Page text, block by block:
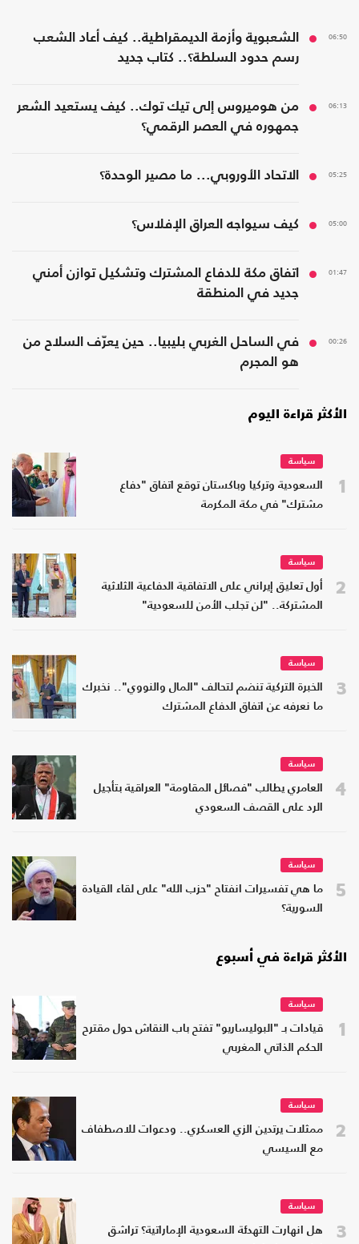
06:50
الشعبوية وأزمة الديمقراطية.. كيف أعاد الشعب
رسم حدود السلطة؟.. كتاب جديد
06:13
من هوميروس إلى تيك توك.. كيف يستعيد الشعر
جمهوره في العصر الرقمي؟
05:25 الاتحاد الأوروبي... ما مصير الوحدة؟
05:00 كيف سيواجه العراق الإفلاس؟
01:47
اتفاق مكة للدفاع المشترك وتشكيل توازن أمني
جديد في المنطقة
00:26
في الساحل الغربي بليبيا.. حين يعرّف السلاح من
هو المجرم
الأكثر قراءة اليوم
1
سياسة
السعودية وتركيا وباكستان توقع اتفاق "دفاع
مشترك" في مكة المكرمة
2
سياسة
أول تعليق إيراني على الاتفاقية الدفاعية الثلاثية
المشتركة.. "لن تجلب الأمن للسعودية"
3
سياسة
الخبرة التركية تنضم لتحالف "المال والنووي".. نخبرك
ما نعرفه عن اتفاق الدفاع المشترك
4
سياسة
العامري يطالب "فصائل المقاومة" العراقية بتأجيل
الرد على القصف السعودي
5
سياسة
ما هي تفسيرات انفتاح "حزب الله" على لقاء القيادة
السورية؟
الأكثر قراءة في أسبوع
1
سياسة
قيادات بـ "البوليساريو" تفتح باب النقاش حول مقترح
الحكم الذاتي المغربي
2
سياسة
ممثلات يرتدين الزي العسكري.. ودعوات للاصطفاف
مع السيسي
3
سياسة
هل انهارت التهدئة السعودية الإماراتية؟ تراشق